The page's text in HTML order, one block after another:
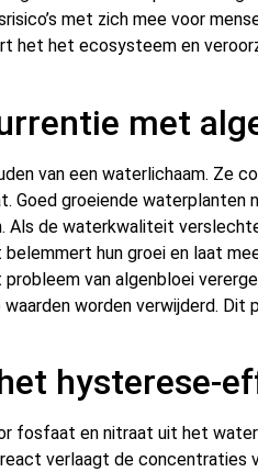
met zich mee voor
het het ecosysteem en
met
van een waterlichaam. Ze
groeiende waterplanten
Als de waterkwaliteit
hun groei en laat
van algenbloei
worden verwijderd. Dit
hysterese-
fosfaat en nitraat uit het
verlaagt de concentraties